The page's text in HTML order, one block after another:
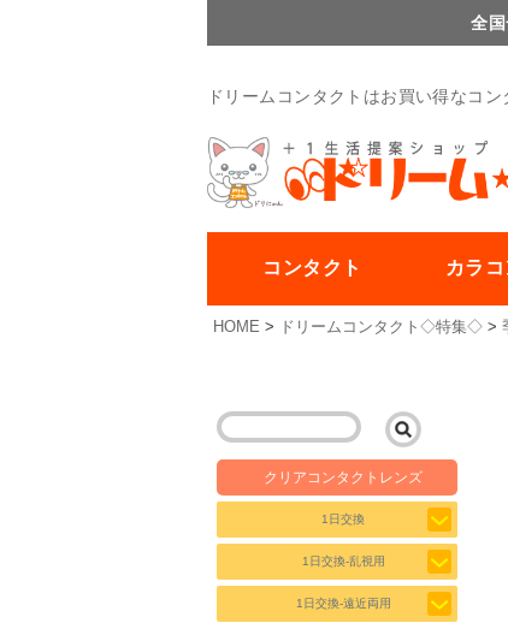
全
ドリームコンタクトはお買い得なコ
コンタクト カラ
HOME ドリームコンタクト◇特集◇
クリアコンタクトレンズ
1日交換
1日交換-乱視用
1日交換-遠近両用